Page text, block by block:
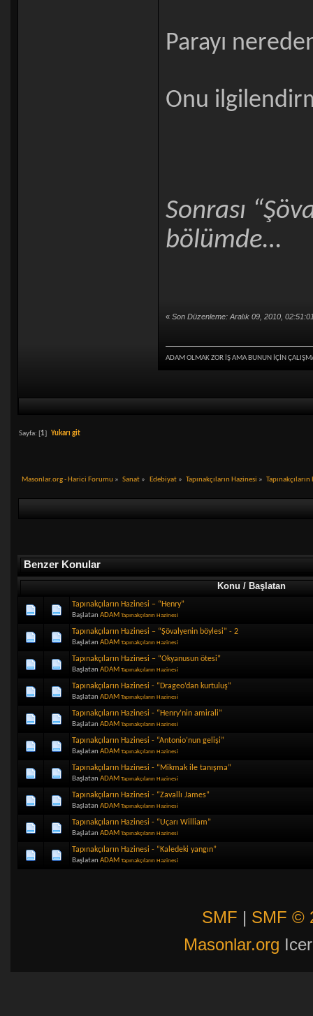
Parayı
Onu
Sonrası
bölümde…
« Son Düzenleme: Aralık 09, 2010,
ADAM OLMAK ZOR İŞ AMA BUNUN İÇİN
Sayfa: [ 1] Yukarı git
Masonlar.org - Harici Forumu » Sanat » Edebiyat» Tapınakçıların Hazinesi »
Benzer Konular
Konu / Başlatan
Tapınakçıların Hazinesi – “Henry”
Başlatan ADAM Tapınakçıların Hazinesi
Tapınakçıların Hazinesi – “Şövalyenin böylesi” - 2
Başlatan ADAM Tapınakçıların Hazinesi
Tapınakçıların Hazinesi – “Okyanusun ötesi”
Başlatan ADAM Tapınakçıların Hazinesi
Tapınakçıların Hazinesi - “Drageo’dan kurtuluş”
Başlatan ADAM Tapınakçıların Hazinesi
Tapınakçıların Hazinesi - “Henry’nin amirali”
Başlatan ADAM Tapınakçıların Hazinesi
Tapınakçıların Hazinesi - “Antonio’nun gelişi”
Başlatan ADAM Tapınakçıların Hazinesi
Tapınakçıların Hazinesi - “Mikmak ile tanışma”
Başlatan ADAM Tapınakçıların Hazinesi
Tapınakçıların Hazinesi - “Zavallı James”
Başlatan ADAM Tapınakçıların Hazinesi
Tapınakçıların Hazinesi - “Uçarı William”
Başlatan ADAM Tapınakçıların Hazinesi
Tapınakçıların Hazinesi - “Kaledeki yangın”
Başlatan ADAM Tapınakçıların Hazinesi
SMF | SMF ©
Masonlar.org